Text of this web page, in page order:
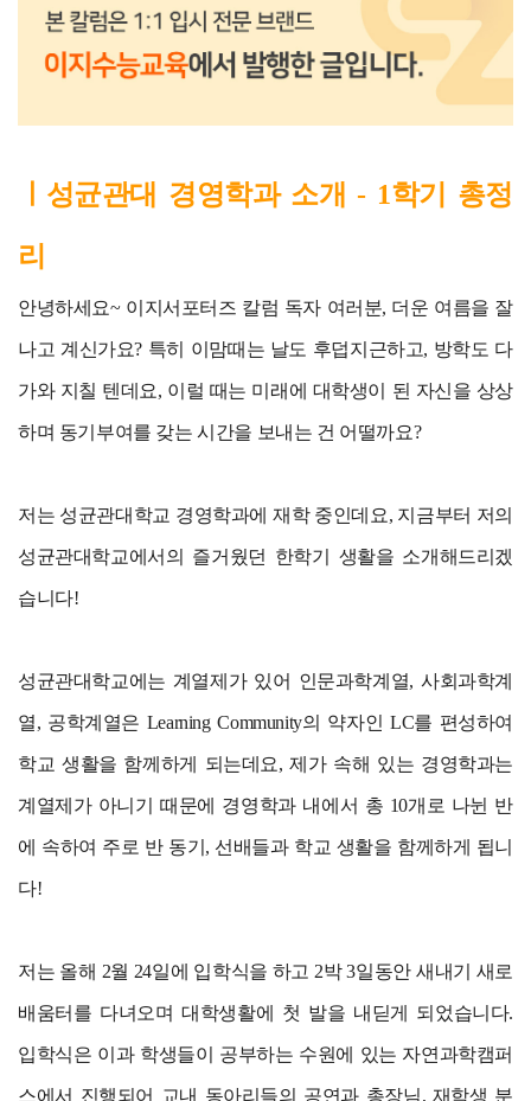
ㅣ성균관대 경영학과 소개 - 1학기 총정
리
안녕하세요~ 이지서포터즈 칼럼 독자 여러분, 더운 여름을 잘
나고 계신가요? 특히 이맘때는 날도 후덥지근하고, 방학도 다
가와 지칠 텐데요, 이럴 때는 미래에 대학생이 된 자신을 상상
하며 동기부여를 갖는 시간을 보내는 건 어떨까요?
저는 성균관대학교 경영학과에 재학 중인데요, 지금부터 저의
성균관대학교에서의 즐거웠던 한학기 생활을 소개해드리겠
습니다!
성균관대학교에는 계열제가 있어 인문과학계열, 사회과학계
열, 공학계열은 Learning Community의 약자인 LC를 편성하여
학교 생활을 함께하게 되는데요, 제가 속해 있는 경영학과는
계열제가 아니기 때문에 경영학과 내에서 총 10개로 나뉜 반
에 속하여 주로 반 동기, 선배들과 학교 생활을 함께하게 됩니
다!
저는 올해 2월 24일에 입학식을 하고 2박 3일동안 새내기 새로
배움터를 다녀오며 대학생활에 첫 발을 내딛게 되었습니다.
입학식은 이과 학생들이 공부하는 수원에 있는 자연과학캠퍼
스에서 진행되어 교내 동아리들의 공연과 총장님, 재학생 분